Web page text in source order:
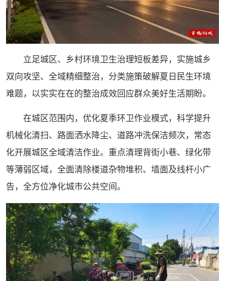
立足城区、乡村环境卫生治理短板差异，实施城乡
双向攻坚、全域精细整治，分类施策破解夏日民生环境
难题，以实实在在的整治成效回应群众美好生活期盼。
在城区范围内，优化夏季环卫作业模式，科学提升
机械化清扫、路面洒水降尘、道路冲洗保洁频次，常态
化开展城区全域清洁作业。重点清理背街小巷、绿化带
等薄弱区域，全面清除楼道杂物堆积、墙面及线杆小广
告，全方位净化城市公共空间。